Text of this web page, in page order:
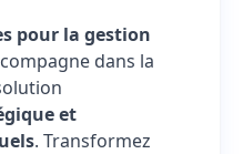
pour la gestion
dans la
et
. Transformez